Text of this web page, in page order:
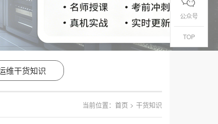
维干货知识
当前位置： 首页 > 干货知识
公众号
TOP